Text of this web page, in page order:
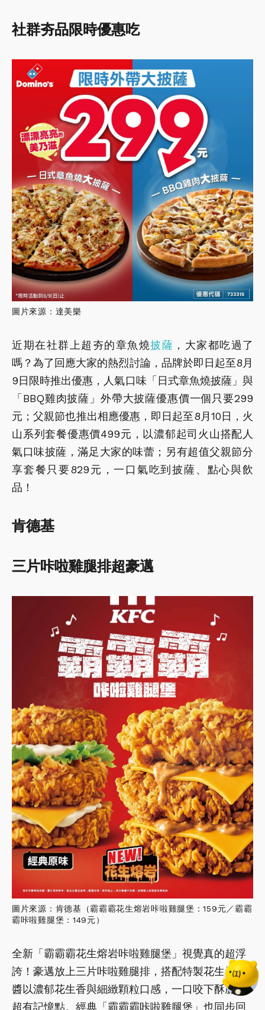
社群夯品限時優惠吃
圖片來源：達美樂
近期在社群上超夯的章魚燒披薩 ，大家都吃過了
嗎？為了回應大家的熱烈討論，品牌於即日起至8月
9日限時推出優惠，人氣口味「日式章魚燒披薩」與
「BBQ雞肉披薩」外帶大披薩優惠價一個只要299
元；父親節也推出相應優惠，即日起至8月10日，火
山系列套餐優惠價499元，以濃郁起司火山搭配人
氣口味披薩，滿足大家的味蕾；另有超值父親節分
享套餐只要829元，一口氣吃到披薩、點心與飲
品！
肯德基
三片咔啦雞腿排超豪邁
圖片來源：肯德基（霸霸霸花生熔岩咔啦雞腿堡：159​元／霸霸
霸咔啦雞腿堡：149元）
全新「霸霸霸花生熔岩咔啦雞腿堡」視覺真的超浮
誇！豪邁放上三片咔啦雞腿排，搭配特製花生熔岩
醬以濃郁花生香與細緻顆粒口感，一口咬下酥脆鹹
超有記憶點。經典「霸霸霸咔啦雞腿堡」也同步回